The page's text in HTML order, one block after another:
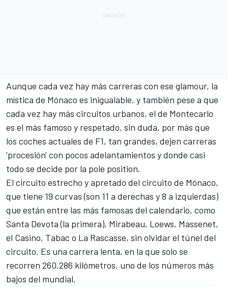
Aunque cada vez hay más carreras con ese glamour, la
mística de Mónaco es inigualable, y también pese a que
cada vez hay más circuitos urbanos, el de Montecarlo
es el más famoso y respetado, sin duda, por más que
los coches actuales de F1, tan grandes, dejen carreras
'procesión' con pocos adelantamientos y donde casi
todo se decide por la pole position.
El circuito estrecho y apretado del circuito de Mónaco,
que tiene 19 curvas (son 11 a derechas y 8 a izquierdas)
que están entre las más famosas del calendario, como
Santa Devota (la primera), Mirabeau, Loews, Massenet,
el Casino, Tabac o La Rascasse, sin olvidar el túnel del
circuito. Es una carrera lenta, en la que solo se
recorren 260.286 kilómetros, uno de los números más
bajos del mundial.